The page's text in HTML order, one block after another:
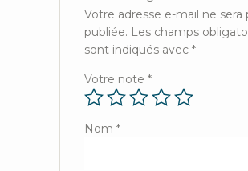
Votre adresse e-mail ne sera
publiée. Les champs
sont indiqués avec *
Votre note *
Nom *